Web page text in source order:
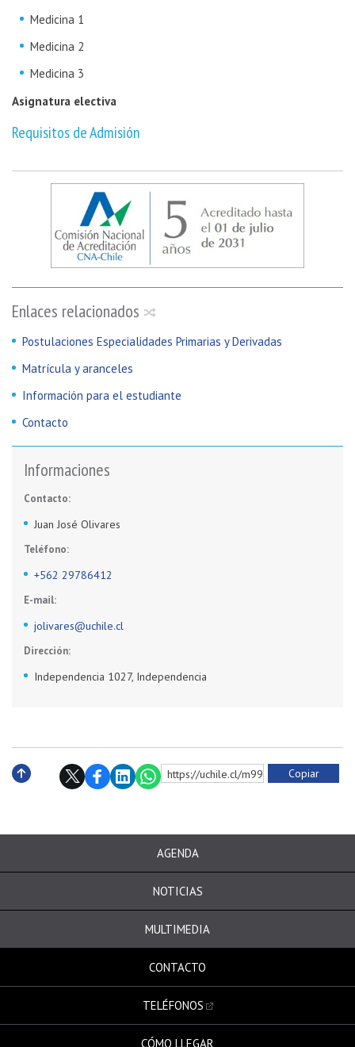
Enlaces relacionados
Postulaciones Especialidades Primarias y Derivadas
Matrícula y aranceles
Información para el estudiante
Contacto
Informaciones
Contacto:
Juan José Olivares
Teléfono:
+562 29786412
E-mail:
jolivares@uchile.cl
Dirección:
Independencia 1027, Independencia
Medicina 1
Medicina 2
Medicina 3
Asignatura electiva
Requisitos de Admisión
https://uchile.cl/m9986 Copiar
AGENDA
NOTICIAS
MULTIMEDIA
CONTACTO
TELÉFONOS
CÓMO LLEGAR